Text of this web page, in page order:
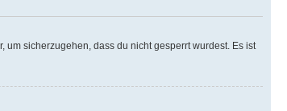
sicherzugehen, dass du nicht gesperrt wurdest. Es ist